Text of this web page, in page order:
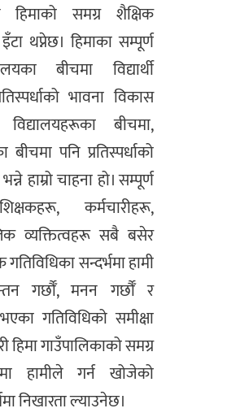
समग्र शैक्षिक
थप्नेछ। हिमाका सम्पूर्ण
बीचमा विद्यार्थी
भावना विकास
बीचमा,
बीचमा पनि प्रतिस्पर्धाको
हाम्रो चाहना हो। सम्पूर्ण
कर्मचारीहरू,
व्यक्तित्वहरू सबै बसेर
सन्दर्भमा हामी
गर्छौँ, मनन गर्छौँ र
गतिविधिको समीक्षा
हिमा गाउँपालिकाको समग्र
हामीले गर्न खोजेको
निखारता ल्याउनेछ।